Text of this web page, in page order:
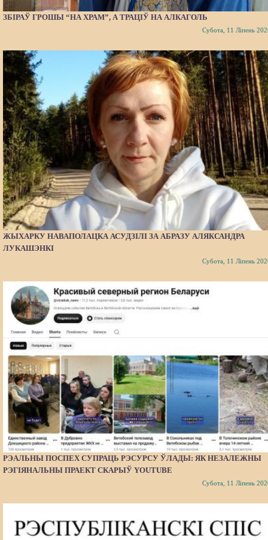
ЗБІРАЎ ГРОШЫ “НА ХРАМ”, А ТРАЦІЎ НА АЛКАГОЛЬ
Субота, 11 Ліпень
ЖЫХАРКУ НАВАПОЛАЦКА АСУДЗІЛІ ЗА АБРАЗУ АЛЯКСАНДРА
ЛУКАШЭНКІ
Субота, 11 Ліпень
РЭАЛЬНЫ ПОСПЕХ СУПРАЦЬ РЭСУРСУ ЎЛАДЫ: ЯК НЕЗАЛЕЖНЫ
РЭГІЯНАЛЬНЫ ПРАЕКТ СКАРЫЎ YOUTUBE
Субота, 11 Ліпень